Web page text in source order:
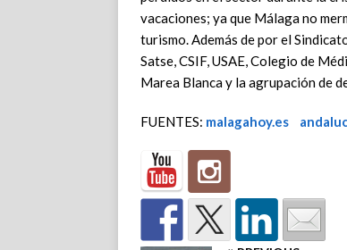
vacaciones; ya que Málaga no
turismo. Además de por el
Satse, CSIF, USAE, Colegio de
Marea Blanca y la agrupación de
FUENTES: malagahoy.es